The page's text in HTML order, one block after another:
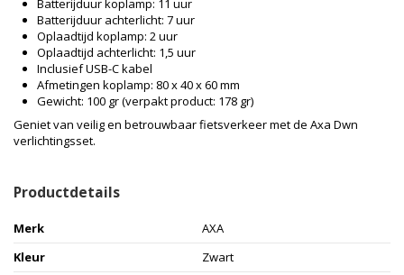
Batterijduur koplamp: 11 uur
Batterijduur achterlicht: 7 uur
Oplaadtijd koplamp: 2 uur
Oplaadtijd achterlicht: 1,5 uur
Inclusief USB-C kabel
Afmetingen koplamp: 80 x 40 x 60 mm
Gewicht: 100 gr (verpakt product: 178 gr)
Geniet van veilig en betrouwbaar fietsverkeer met de Axa Dwn
verlichtingsset.
Productdetails
Merk
AXA
Kleur
Zwart